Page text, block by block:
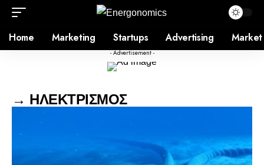
Home Marketing Startups Advertising Market
- Advertisement -
→ ΗΛΕΚΤΡΙΣΜΟΣ